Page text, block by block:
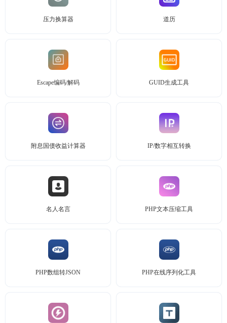
压力换算器 道历
Escape编码/解码 GUID生成工具
附息国债收益计算器 IP/数字相互转换
名人名言 PHP文本压缩工具
PHP数组转JSON PHP在线序列化工具